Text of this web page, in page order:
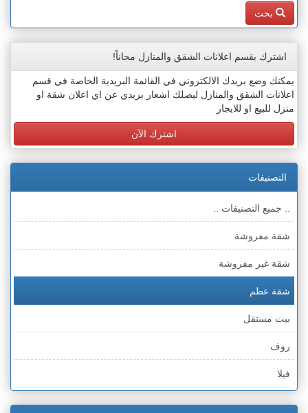
بحث
اشترك بقسم اعلانات الشقق والمنازل مجاناً!
يمكنك وضع بريدك الالكتروني في القائمة البريدية الخاصة في قسم
اعلانات الشقق والمنازل ليصلك اشعار بريدي عن اي اعلان شقة او
منزل للبيع او للايجار
اشترك الآن
التصنيفات
.. جميع التصنيفات ..
شقة مفروشة
شقة غير مفروشة
شقة عظم
بيت مستقل
روف
فيلا